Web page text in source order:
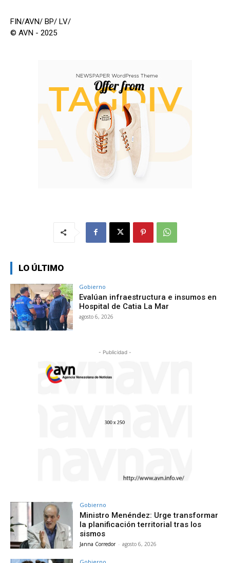
FIN/AVN/ BP/ LV/
© AVN - 2025
LO ÚLTIMO
Gobierno
Evalúan infraestructura e insumos en
Hospital de Catia La Mar
agosto 6, 2026
- Publicidad -
Gobierno
Ministro Menéndez: Urge transformar
la planificación territorial tras los
sismos
Janna Corredor - agosto 6, 2026